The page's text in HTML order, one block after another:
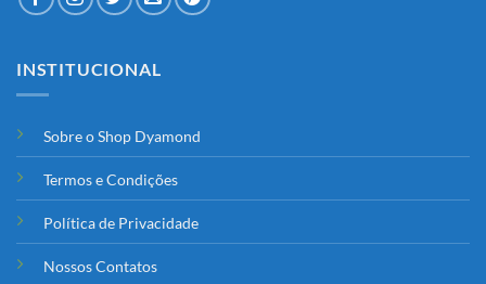
INSTITUCIONAL
Sobre o Shop Dyamond
Termos e Condições
Política de Privacidade
Nossos Contatos